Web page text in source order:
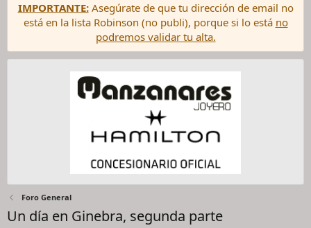
IMPORTANTE:Asegúrate de que tu dirección de email no
está en la lista Robinson (no publi), porque si lo está no
podremos validar tu alta.
Foro General
Un día en Ginebra, segunda parte